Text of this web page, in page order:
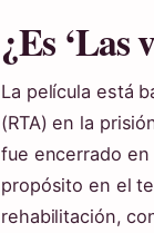
¿Es ‘Las
La película está
(RTA) en la
fue encerrado
propósito en el
rehabilitación,